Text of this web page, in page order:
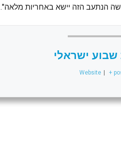
הנתעב הזה יישא באחריות מלאה".
ישראלי
Website +